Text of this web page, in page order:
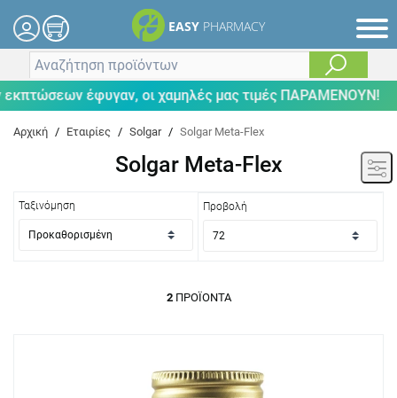
EASY PHARMACY
έφυγαν, οι χαμηλές μας τιμές ΠΑΡΑΜΕΝΟΥΝ!
Αρχική / Εταιρίες / Solgar / Solgar Meta-Flex
Solgar Meta-Flex
Ταξινόμηση Προβολή
2ΠΡΟΪΌΝΤΑ